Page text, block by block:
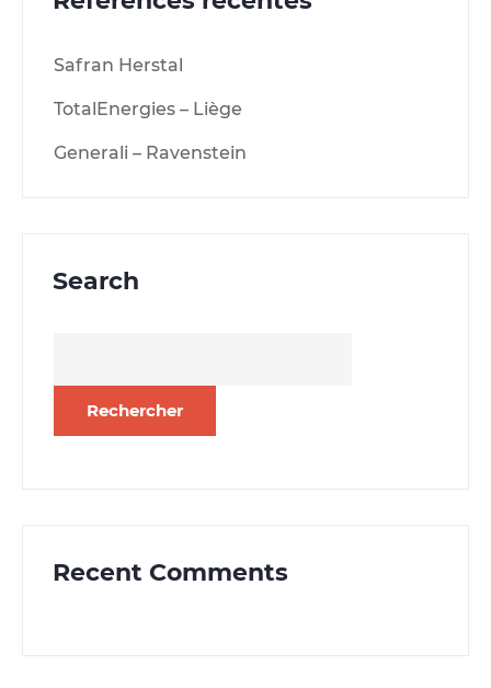
Safran Herstal
TotalEnergies – Liège
Generali – Ravenstein
Search
Recent Comments